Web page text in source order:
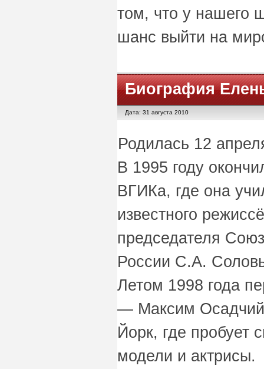
том, что у нашего
шанс выйти на
Биография
Дата: 31 августа 2010
Родилась 12
В 1995 году
ВГИКа, где она
известного
председателя
России С.А.
Летом 1998 года
— Максим
Йорк, где пробует
модели и актрисы.